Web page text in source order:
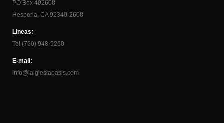
PO Box 402608
Hesperia, CA 92340-2608
Lineas:
Tel (760) 948-5260
E-mail:
info@laiglesiaoasis.com